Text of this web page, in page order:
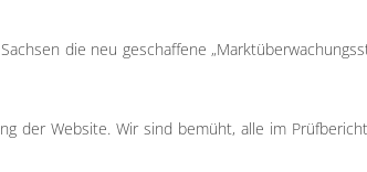
die neu geschaffene
der Website. Wir sind bemüht, alle im